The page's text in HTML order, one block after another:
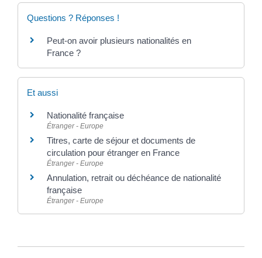
Questions ? Réponses !
Peut-on avoir plusieurs nationalités en
France ?
Et aussi
Nationalité française
Étranger - Europe
Titres, carte de séjour et documents de
circulation pour étranger en France
Étranger - Europe
Annulation, retrait ou déchéance de nationalité
française
Étranger - Europe